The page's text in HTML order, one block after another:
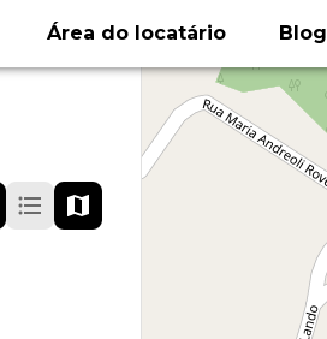
Área do locatário Blog